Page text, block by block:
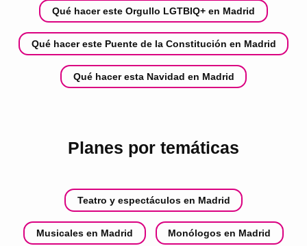
Qué hacer este Orgullo LGTBIQ+ en Madrid
Qué hacer este Puente de la Constitución en Madrid
Qué hacer esta Navidad en Madrid
Planes por temáticas
Teatro y espectáculos en Madrid
Musicales en Madrid Monólogos en Madrid